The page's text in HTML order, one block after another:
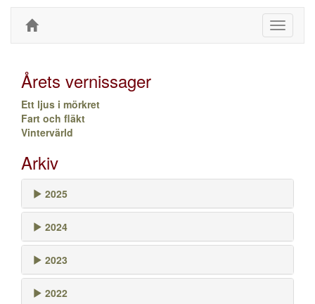
Toggle
Årets vernissager
Ett ljus i mörkret
Fart och fläkt
Vintervärld
Arkiv
2025
2024
2023
2022